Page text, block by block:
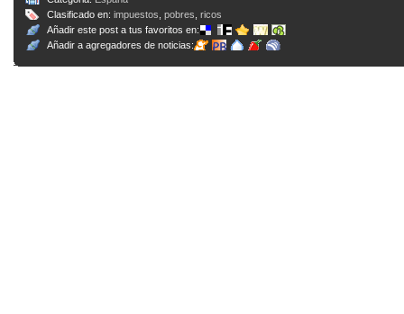
Clasificado en: impuestos pobres ricos
Añadir este post a tus favoritos en:
Añadir a agregadores de noticias: